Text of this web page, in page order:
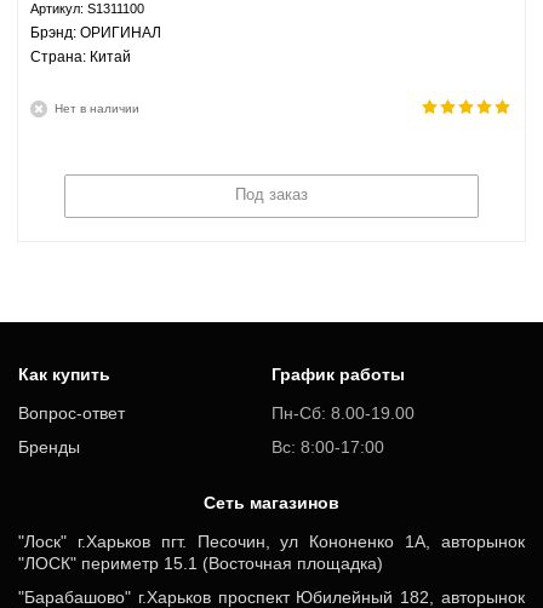
Артикул: S1311100
Брэнд: ОРИГИНАЛ
Страна: Китай
Нет в наличии
Под заказ
Как купить
Вопрос-ответ
Бренды
График работы
Пн-Сб: 8.00-19.00
Вс: 8:00-17:00
Cеть магазинов
"Лоск" г.Харьков пгт. Песочин, ул Кононенко 1А, авторынок
"ЛОСК" периметр 15.1 (Восточная площадка)
"Барабашово" г.Харьков проспект Юбилейный 182, авторынок